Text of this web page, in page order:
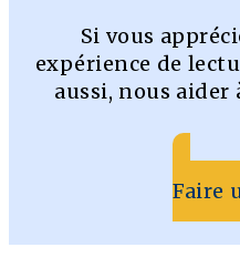
Si vous
expérience de
aussi, nous aider
Faire